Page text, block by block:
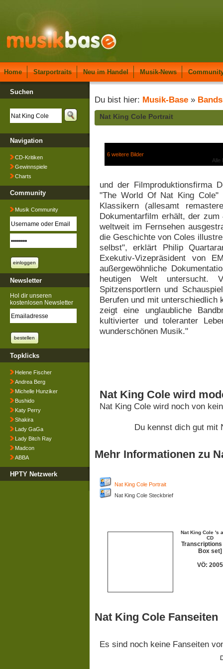
Home Starportraits Neu im Handel Musik-News
Suchen
Navigation
CD-Kritiken
Gewinnspiele
Charts
Community
Musik Community
Newsletter
Hol dir unseren
kostenlosen Newsletter
Topklicks
Helene Fischer
Andrea Berg
Michelle Hunziker
Bushido
Katy Perry
Shakira
Lady GaGa
Lady Bitch Ray
Madcon
ABBA
HPTY Netzwerk
Du bist hier: Musik-Base » Bands
Nat King Cole Portrait
6 weitere Bilder
Alle
und der Filmproduktionsfirma
"The World Of Nat King Cole"
Klassikern (allesamt
Dokumentarfilm erhält, der
weltweit im Fernsehen
die Geschichte von Coles
selbst", erklärt Philip
Exekutiv-Vizepräsident von
außergewöhnliche
heutigen Welt
Spitzensportlern und
Berufen und mit unterschiedlich
zeigt eine unglaubliche
kultivierter und toleranter
wunderschönen Musik."
Nat King Cole wird
Nat King Cole wird noch von
Du kennst dich gut mit
Mehr Informationen zu
Nat King Cole Portrait
Nat King Cole Steckbrief
Nat King Cole 's
CD
Transcriptions
Box set]
VÖ: 2005
Nat King Cole Fanseiten
Es sind noch keine Fanseiten